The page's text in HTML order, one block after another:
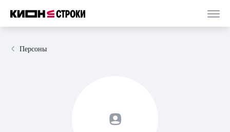
Персоны